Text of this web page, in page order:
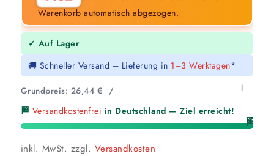
Warenkorb automatisch abgezogen.
✓ Auf Lager
🚚 Schneller Versand – Lieferung in 1–3 Werktagen*
Grundpreis: 26,44 € / l
🏁 Versandkostenfrei in Deutschland — Ziel erreicht!
🏁
inkl. MwSt. zzgl. Versandkosten